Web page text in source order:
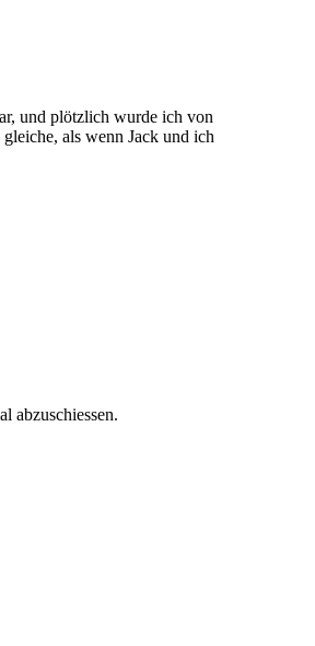
und plötzlich wurde ich von
als wenn Jack und ich
abzuschiessen.